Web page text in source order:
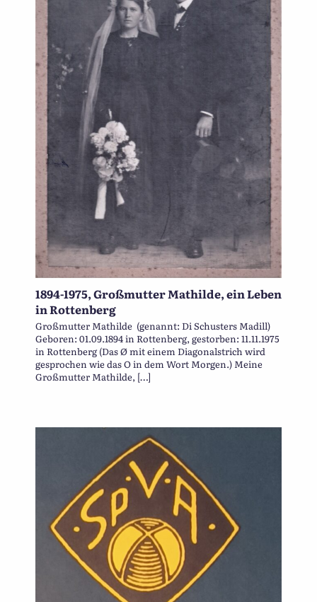
1894-1975, Großmutter Mathilde, ein Leben
in Rottenberg
Großmutter Mathilde (genannt: Di Schusters Madill)
Geboren: 01.09.1894 in Rottenberg, gestorben: 11.11.1975
in Rottenberg (Das Ø mit einem Diagonalstrich wird
gesprochen wie das O in dem Wort Morgen.) Meine
Großmutter Mathilde, […]